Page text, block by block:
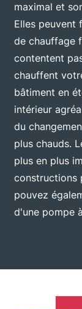
maximal et
Elles peuvent
de chauffage
contentent
chauffent
bâtiment en
intérieur
du
plus chauds.
plus en plus
constructions
pouvez
d'une pompe